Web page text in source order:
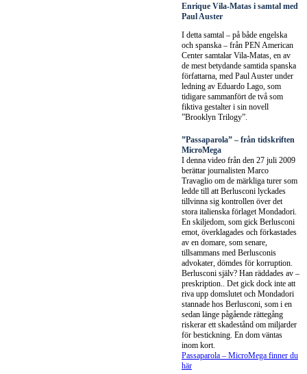
Enrique Vila-Matas i samtal med
Paul Auster
I detta samtal – på både engelska
och spanska – från PEN American
Center samtalar Vila-Matas, en av
de mest betydande samtida spanska
författarna, med Paul Auster under
ledning av Eduardo Lago, som
tidigare sammanfört de två som
fiktiva gestalter i sin novell
”Brooklyn Trilogy”.
”Passaparola” – från tidskriften
MicroMega
I denna video från den 27 juli 2009
berättar journalisten Marco
Travaglio om de märkliga turer som
ledde till att Berlusconi lyckades
tillvinna sig kontrollen över det
stora italienska förlaget Mondadori.
En skiljedom, som gick Berlusconi
emot, överklagades och förkastades
av en domare, som senare,
tillsammans med Berlusconis
advokater, dömdes för korruption.
Berlusconi själv? Han räddades av –
preskription.. Det gick dock inte att
riva upp domslutet och Mondadori
stannade hos Berlusconi, som i en
sedan länge pågående rättegång
riskerar ett skadestånd om miljarder
för bestickning. En dom väntas
inom kort.
Passaparola – MicroMega finner du
här